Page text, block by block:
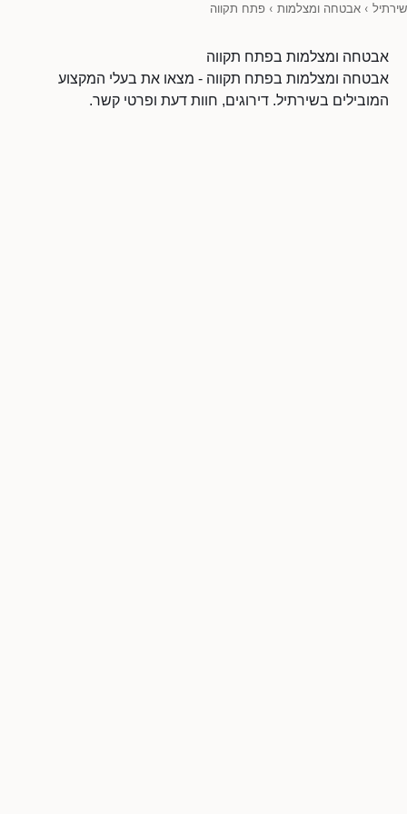
שירתיל › אבטחה ומצלמות › פתח תקווה
אבטחה ומצלמות בפתח תקווה
אבטחה ומצלמות בפתח תקווה - מצאו את בעלי המקצוע
המובילים בשירתיל. דירוגים, חוות דעת ופרטי קשר.